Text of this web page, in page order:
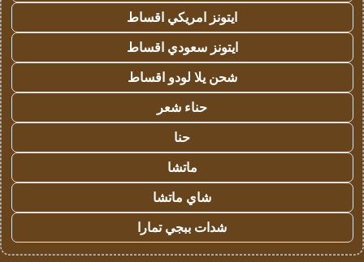
ايتونز امريكي اقساط
ايتونز سعودي اقساط
شحن يلا لودو اقساط
حناء شعر
حنا
ماتشا
شاي ماتشا
شدات ببجي تمارا